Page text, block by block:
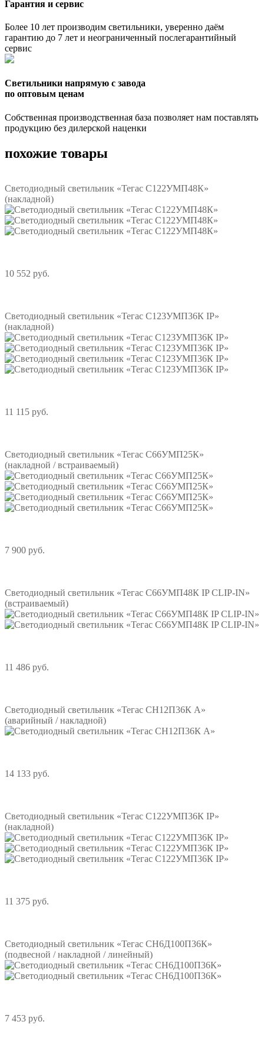
Гарантия и сервис
Более 10 лет производим светильники, уверенно даём
гарантию до 7 лет и неограниченный послегарантийный
сервис
Светильники напрямую с завода
по оптовым ценам
Собственная производственная база позволяет нам поставлять
продукцию без дилерской наценки
похожие товары
Светодиодный светильник «Тегас С122УМП48К»
(накладной)
10 552 руб.
Светодиодный светильник «Тегас С123УМП36К IP»
(накладной)
11 115 руб.
Светодиодный светильник «Тегас С66УМП25К»
(накладной / встраиваемый)
7 900 руб.
Светодиодный светильник «Тегас С66УМП48К IP CLIP-IN»
(встраиваемый)
11 486 руб.
Светодиодный светильник «Тегас СН12П36К А»
(аварийный / накладной)
14 133 руб.
Светодиодный светильник «Тегас С122УМП36К IP»
(накладной)
11 375 руб.
Светодиодный светильник «Тегас СН6Д100П36К»
(подвесной / накладной / линейный)
7 453 руб.